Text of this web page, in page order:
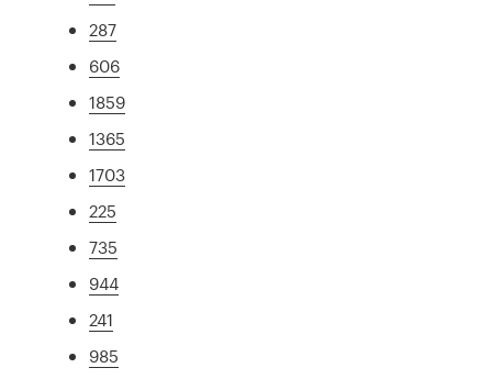
287
606
1859
1365
1703
225
735
944
241
985